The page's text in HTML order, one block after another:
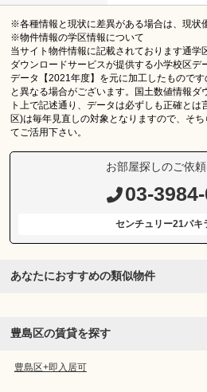
※各種情報と現状に差異がある場合は、現状
※物件情報の学区情報について
当サイト物件情報に記載されております通学
ダウンロードサービスが提供する小学校区デ
データ【2021年度】を元に加工したもので
と異なる場合がございます。国土数値情報ダ
ト上で記述通り、データは必ずしも正確と
区)は毎年見直しの対象となりますので、そ
てご活用下さい。
お部屋探しのご依
03-
センチュリー21パキ
あなたにおすすめの類似物件
豊島区の賃貸を探す
豊島区+即入居可